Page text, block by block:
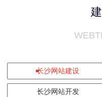
长沙网站建设
长沙网站开发